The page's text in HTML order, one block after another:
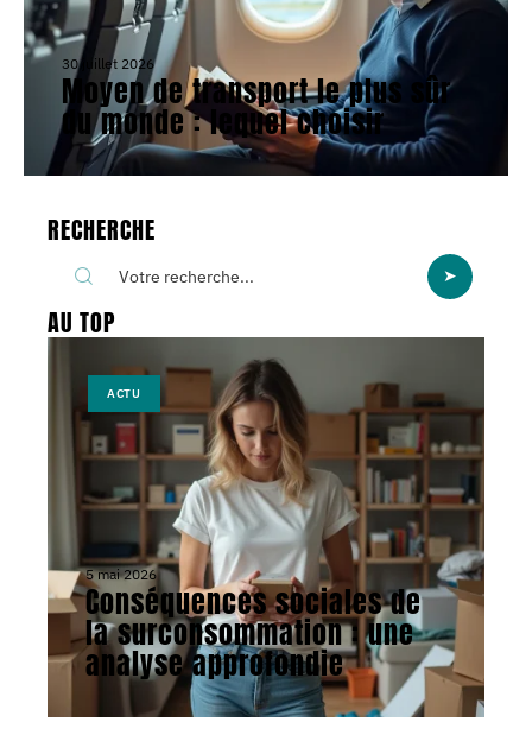
30 juillet 2026
Moyen de transport le plus sûr
du monde : lequel choisir
RECHERCHE
AU TOP
ACTU
5 mai 2026
Conséquences sociales de
la surconsommation : une
analyse approfondie